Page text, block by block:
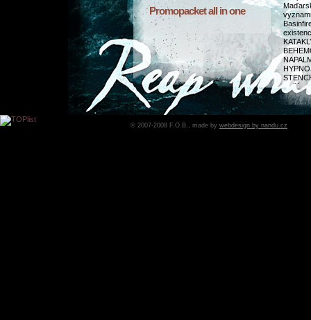
Promopacket all in one
další.
© 2007-2008 F.O.B., made by webdesign by nandu.cz